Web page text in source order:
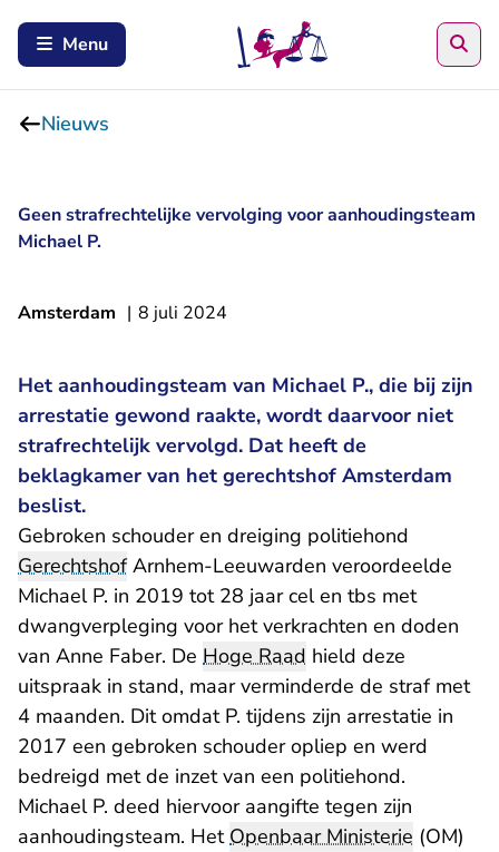
Menu
Nieuws
Geen strafrechtelijke vervolging voor aanhoudingsteam
Michael P.
Amsterdam | 8 juli 2024
Het aanhoudingsteam van Michael P., die bij zijn
arrestatie gewond raakte, wordt daarvoor niet
strafrechtelijk vervolgd. Dat heeft de
beklagkamer van het gerechtshof Amsterdam
beslist.
Gebroken schouder en dreiging politiehond
GerechtshofArnhem-Leeuwarden veroordeelde
Michael P. in 2019 tot 28 jaar cel en tbs met
dwangverpleging voor het verkrachten en doden
van Anne Faber. De Hoge Raad hield deze
uitspraak in stand, maar verminderde de straf met
4 maanden. Dit omdat P. tijdens zijn arrestatie in
2017 een gebroken schouder opliep en werd
bedreigd met de inzet van een politiehond.
Michael P. deed hiervoor aangifte tegen zijn
aanhoudingsteam. HetOpenbaar Ministerie (OM)